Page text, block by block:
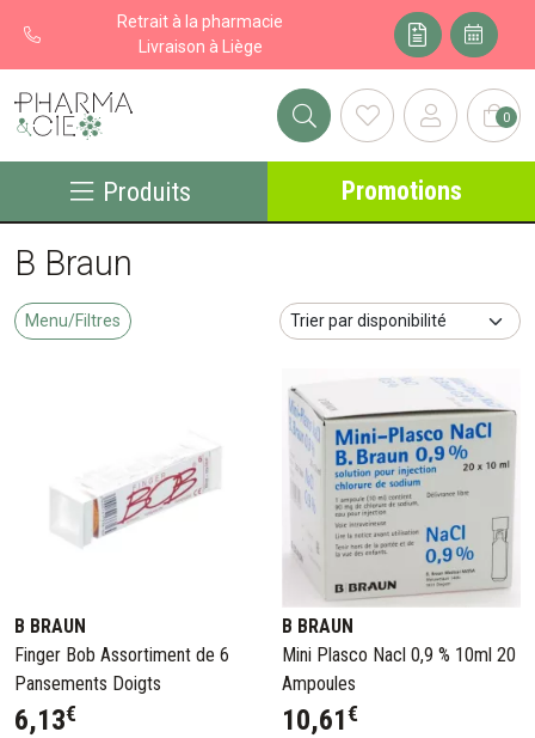
Retrait à la pharmacie
Livraison à Liège
Pharma&cie - Pharmacie des Franchises Votre export 0
Produits Promotions
B Braun
Menu/Filtres
B BRAUN
Finger Bob Assortiment de 6
Pansements Doigts
6,13€
B BRAUN
Mini Plasco Nacl 0,9 % 10ml 20
Ampoules
10,61€